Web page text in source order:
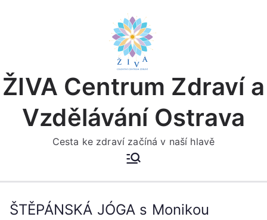
ŽIVA Centrum Zdraví a
Vzdělávání Ostrava
Cesta ke zdraví začíná v naší hlavě
ŠTĚPÁNSKÁ JÓGA s Monikou